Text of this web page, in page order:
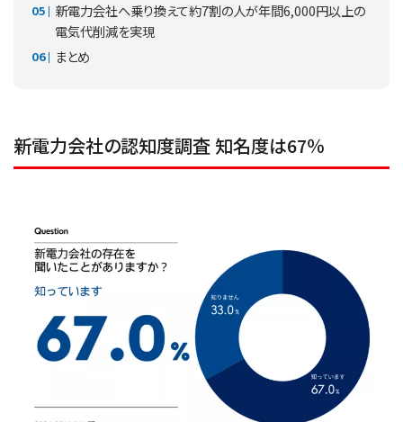
新電力会社へ乗り換えて約7割の人が年間6,000円以上の
電気代削減を実現
まとめ
新電力会社の認知度調査 知名度は67％